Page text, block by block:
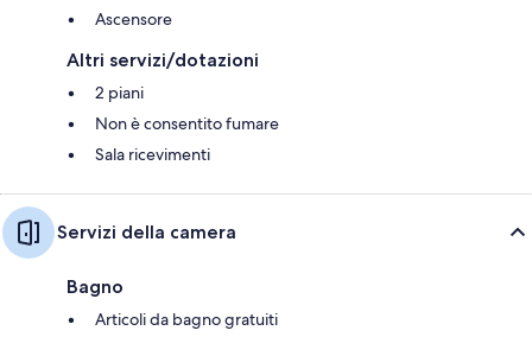
Ascensore
Altri servizi/dotazioni
2 piani
Non è consentito fumare
Sala ricevimenti
Servizi della camera
Bagno
Articoli da bagno gratuiti